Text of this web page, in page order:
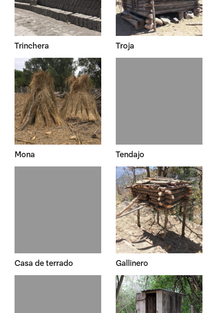
Trinchera Troja
Mona Tendajo
Casa de terrado Gallinero